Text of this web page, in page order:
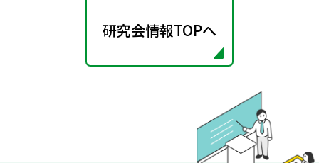
研究会情報TOPへ